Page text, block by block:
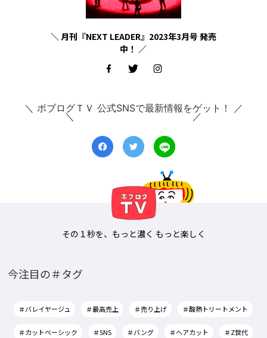
＼ 月刊『NEXT LEADER』2023年3月号 発売
中！ ／
＼ ボブログＴＶ 公式SNSで最新情報をゲット！ ／
その１秒を、もっと濃く もっと楽しく
今注目の＃タグ
＃バレイヤージュ ＃最高売上 ＃売り上げ ＃酸熱トリートメント
＃カットベーシック ＃SNS ＃バング ＃ヘアカット ＃Z世代